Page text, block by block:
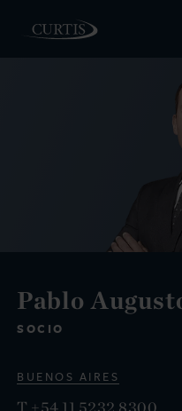
Pablo
SOCIO
BUENOS AIRES